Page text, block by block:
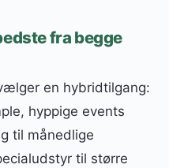
fra begge
en hybridtilgang:
hyppige events
til månedlige
til større